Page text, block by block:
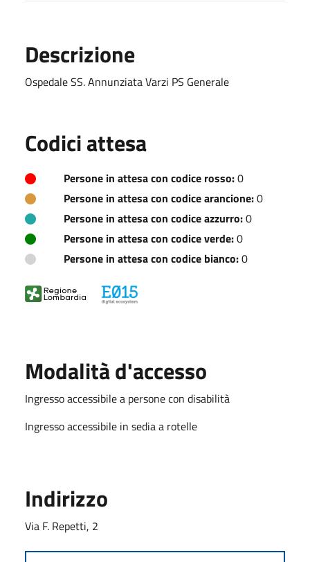
Descrizione
Ospedale SS. Annunziata Varzi PS Generale
Codici attesa
Persone in attesa con codice rosso:0
Persone in attesa con codice arancione:0
Persone in attesa con codice azzurro:0
Persone in attesa con codice verde:0
Persone in attesa con codice bianco:0
Modalità d'accesso
Ingresso accessibile a persone con disabilità
Ingresso accessibile in sedia a rotelle
Indirizzo
Via F. Repetti, 2